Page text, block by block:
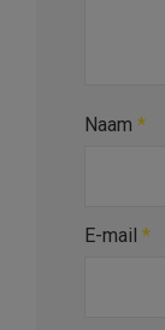
Naam *
E-mail *